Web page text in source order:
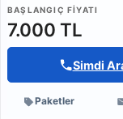
BAŞLANGIÇ FIYATI
7.000 TL
Simdi
Paketler